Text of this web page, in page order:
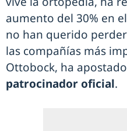
aumento del 30% en
no han querido
las compañías más
Ottobock, ha
patrocinador oficial.